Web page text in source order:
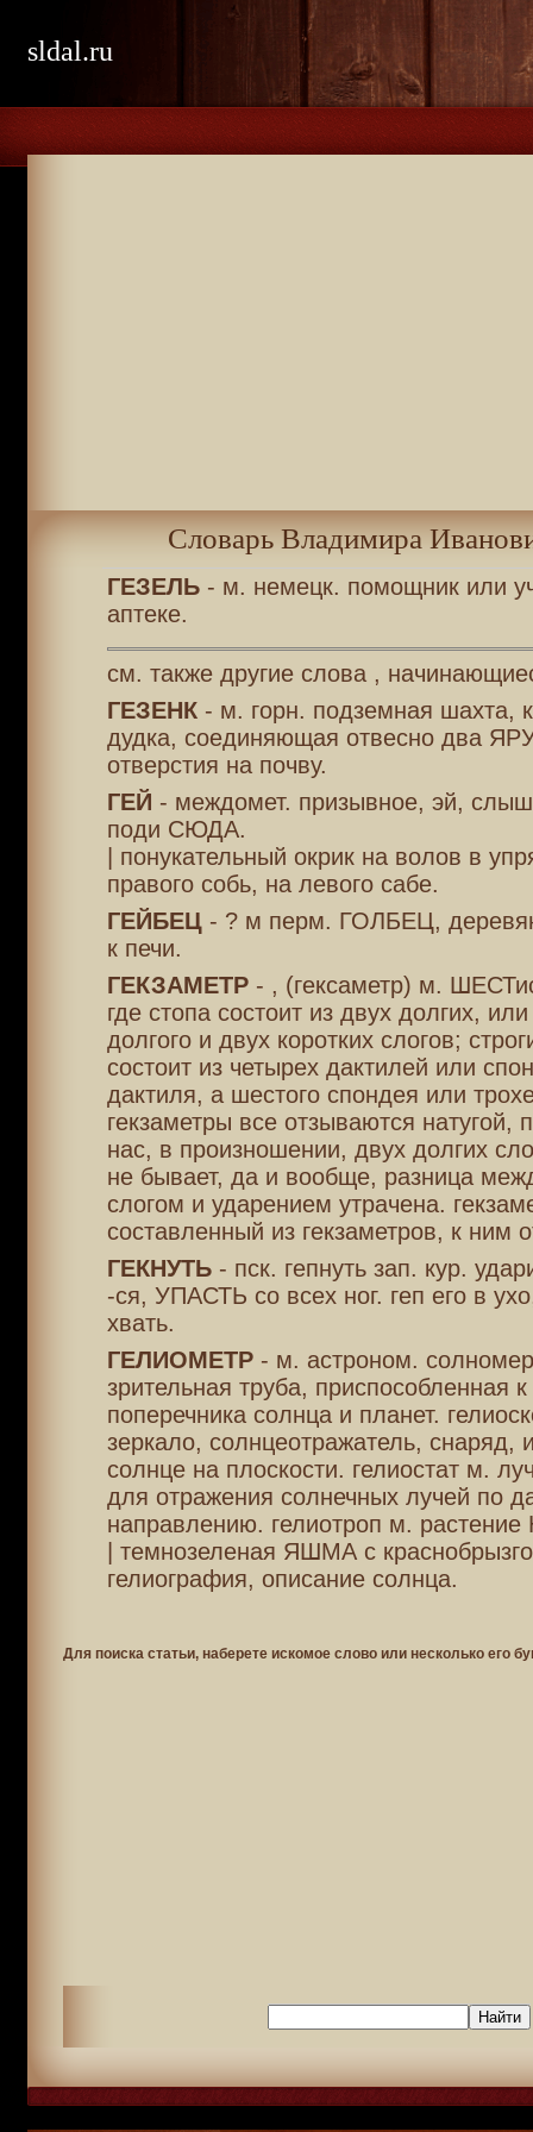
sldal.ru
Словарь Владимира
ГЕЗЕЛЬ- м. немецк. помощник или
аптеке.
см. также другие слова ,
ГЕЗЕНК- м. горн. подземная шахта,
дудка, соединяющая отвесно два
отверстия на почву.
ГЕЙ - междомет. призывное, эй,
поди СЮДА.
| понукательный окрик на волов в
правого собь, на левого сабе.
ГЕЙБЕЦ- ? м перм. ГОЛБЕЦ,
к печи.
ГЕКЗАМЕТР- , (гексаметр) м.
где стопа состоит из двух долгих,
долгого и двух коротких слогов;
состоит из четырех дактилей или
дактиля, а шестого спондея или
гекзаметры все отзываются натугой,
нас, в произношении, двух долгих
не бывает, да и вообще, разница
слогом и ударением утрачена.
составленный из гекзаметров, к ним
ГЕКНУТЬ- пск. гепнуть зап. кур.
-ся, УПАСТЬ со всех ног. геп его в
хвать.
ГЕЛИОМЕТР- м. астроном.
зрительная труба, приспособленная
поперечника солнца и планет.
зеркало, солнцеотражатель, снаряд,
солнце на плоскости. гелиостат м.
для отражения солнечных лучей по
направлению. гелиотроп м. растение
| темнозеленая ЯШМА с
гелиография, описание солнца.
Для поиска статьи, наберете искомое слово или несколько его